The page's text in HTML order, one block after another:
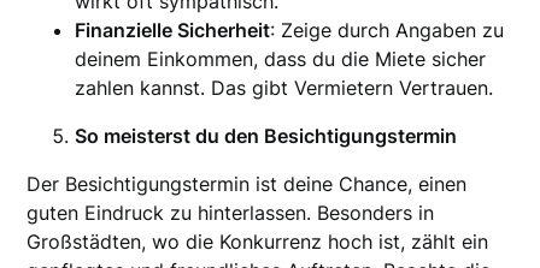
Finanzielle Sicherheit: Zeige durch Angaben zu
deinem Einkommen, dass du die Miete sicher
zahlen kannst. Das gibt Vermietern Vertrauen.
So meisterst du den Besichtigungstermin
Der Besichtigungstermin ist deine Chance, einen
guten Eindruck zu hinterlassen. Besonders in
Großstädten, wo die Konkurrenz hoch ist, zählt ein